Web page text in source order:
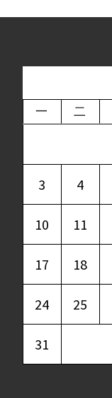
一 二
3 4
10 11
17 18
24 25
31